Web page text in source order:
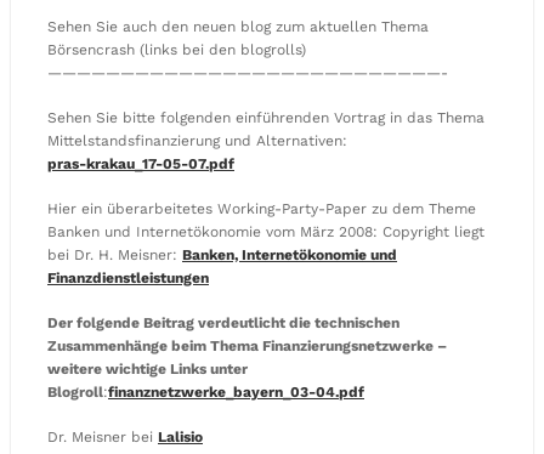
Sehen Sie auch den neuen blog zum aktuellen Thema
Börsencrash (links bei den blogrolls)
———————————————————————————-
Sehen Sie bitte folgenden einführenden Vortrag in das Thema
Mittelstandsfinanzierung und Alternativen:
pras-krakau_17-05-07.pdf
Hier ein überarbeitetes Working-Party-Paper zu dem Theme
Banken und Internetökonomie vom März 2008: Copyright liegt
bei Dr. H. Meisner: Banken, Internetökonomie und
Finanzdienstleistungen
Der folgende Beitrag verdeutlicht die technischen
Zusammenhänge beim Thema Finanzierungsnetzwerke –
weitere wichtige Links unter
Blogroll:finanznetzwerke_bayern_03-04.pdf
Dr. Meisner bei Lalisio